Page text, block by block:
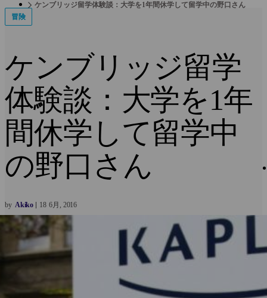
ケンブリッジ留学体験談：大学を1年間休学して留学中の野口さん
冒険
ケンブリッジ留学
体験談：大学を1年
間休学して留学中
の野口さん
by Akiko 18 6月 2016